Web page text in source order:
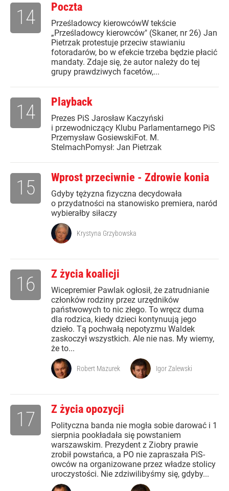
Poczta
Prześladowcy kierowcówW tekście
„Prześladowcy kierowców" (Skaner, nr 26) Jan
Pietrzak protestuje przeciw stawianiu
fotoradarów, bo w efekcie trzeba będzie płacić
mandaty. Zdaje się, że autor należy do tej
grupy prawdziwych facetów,...
14
Playback
Prezes PiS Jarosław Kaczyński
i przewodniczący Klubu Parlamentarnego PiS
Przemysław GosiewskiFot. M.
StelmachPomysł: Jan Pietrzak
14
Wprost przeciwnie - Zdrowie konia
Gdyby tężyzna fizyczna decydowała
o przydatności na stanowisko premiera, naród
wybierałby siłaczy
15
Krystyna Grzybowska
Z życia koalicji
Wicepremier Pawlak ogłosił, że zatrudnianie
członków rodziny przez urzędników
państwowych to nic złego. To wręcz duma
dla rodzica, kiedy dzieci kontynuują jego
dzieło. Tą pochwałą nepotyzmu Waldek
zaskoczył wszystkich. Ale nie nas. My wiemy,
że to...
16
Robert Mazurek Igor Zalewski
Z życia opozycji
Polityczna banda nie mogła sobie darować i 1
sierpnia pookładała się powstaniem
warszawskim. Prezydent z Ziobry prawie
zrobił powstańca, a PO nie zapraszała PiS-
owców na organizowane przez władze stolicy
uroczystości. Nie zdziwilibyśmy się, gdyby...
17